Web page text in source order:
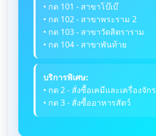
• กด 101 - สาขาโบ๊เบ๊
• กด 102 - สาขาพระราม 2
• กด 103 - สาขาวัดสิตราราม
• กด 104 - สาขาพันท้าย
บริการพิเศษ:
• กด 2 - สั่งซื้อเคมีและเครื่องจักร
• กด 3 - สั่งซื้ออาหารสัตว์